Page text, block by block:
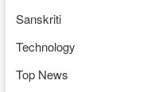
Sanskriti
Technology
Top News